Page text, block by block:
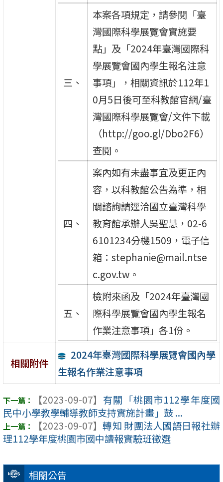
相關公告
三、
本案各項規定，請參閱「臺
灣國際科學展覽會實施要
點」及「2024年臺灣國際科
學展覽會國內學生報名注意
事項」，相關資訊於112年1
0月5日後可至科教館官網/臺
灣國際科學展覽會/文件下載
（http://goo.gl/Dbo2F6）
查閱。
四、
案內如有未盡事宜及更正內
容，以科教館公告為準，相
關諮詢請逕洽國立臺灣科學
教育館承辦人吳聖慧，02-6
6101234分機1509，電子信
箱：stephanie@mail.ntse
c.gov.tw。
五、
檢附來函及「2024年臺灣國
際科學展覽會國內學生報名
作業注意事項」各1份。
相關附件
2024年臺灣國際科學展覽會國內學
生報名作業注意事項
【2023-09-07】 有關「桃園市112學年度國
民中小學教學輔導教師支持實施計畫」鼓 ...
【2023-09-07】 轉知 財團法人國語日報社辦
理112學年度桃園市國中讀報實驗班徵選